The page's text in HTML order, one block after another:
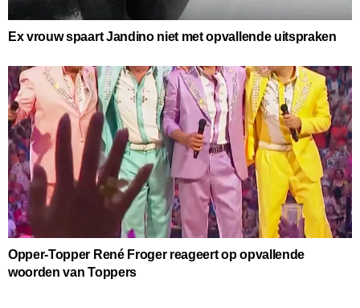
Ex vrouw spaart Jandino niet met opvallende uitspraken
Opper-Topper René Froger reageert op opvallende
woorden van Toppers